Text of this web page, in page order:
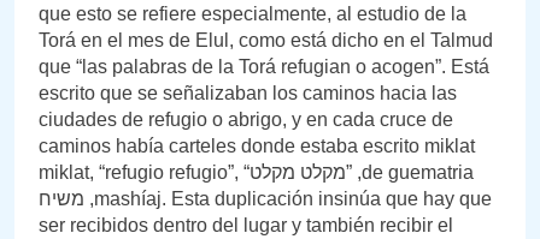
que esto se refiere especialmente, al estudio de la
Torá en el mes de Elul, como está dicho en el Talmud
que “las palabras de la Torá refugian o acogen”. Está
escrito que se señalizaban los caminos hacia las
ciudades de refugio o abrigo, y en cada cruce de
caminos había carteles donde estaba escrito miklat
miklat, “refugio refugio”, “מקלט מקלט” ,de guematria
משיח ,mashíaj. Esta duplicación insinúa que hay que
ser recibidos dentro del lugar y también recibir el